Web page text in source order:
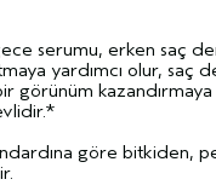
serumu, erken saç
yardımcı olur, saç
görünüm kazandırmaya
göre bitkiden,